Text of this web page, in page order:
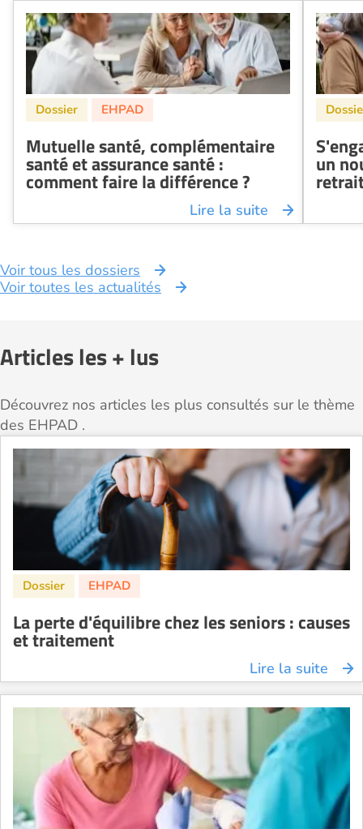
Mutuelle santé, complémentaire
santé et assurance santé :
comment faire la différence ?
Lire la suite
un
Voir tous les dossiers
Voir toutes les actualités
Articles les + lus
Découvrez nos articles les plus consultés sur le thème
des EHPAD .
La perte d'équilibre chez les seniors : causes
et traitement
Lire la suite